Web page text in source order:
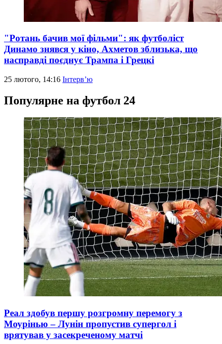
"Ротань бачив мої фільми": як футболіст
Динамо знявся у кіно, Ахметов зблизька, що
насправді поєднує Трампа і Грецкі
25 лютого, 14:16 Інтерв’ю
Популярне на футбол 24
Реал здобув першу розгромну перемогу з
Моурінью – Лунін пропустив супергол і
врятував у засекреченому матчі